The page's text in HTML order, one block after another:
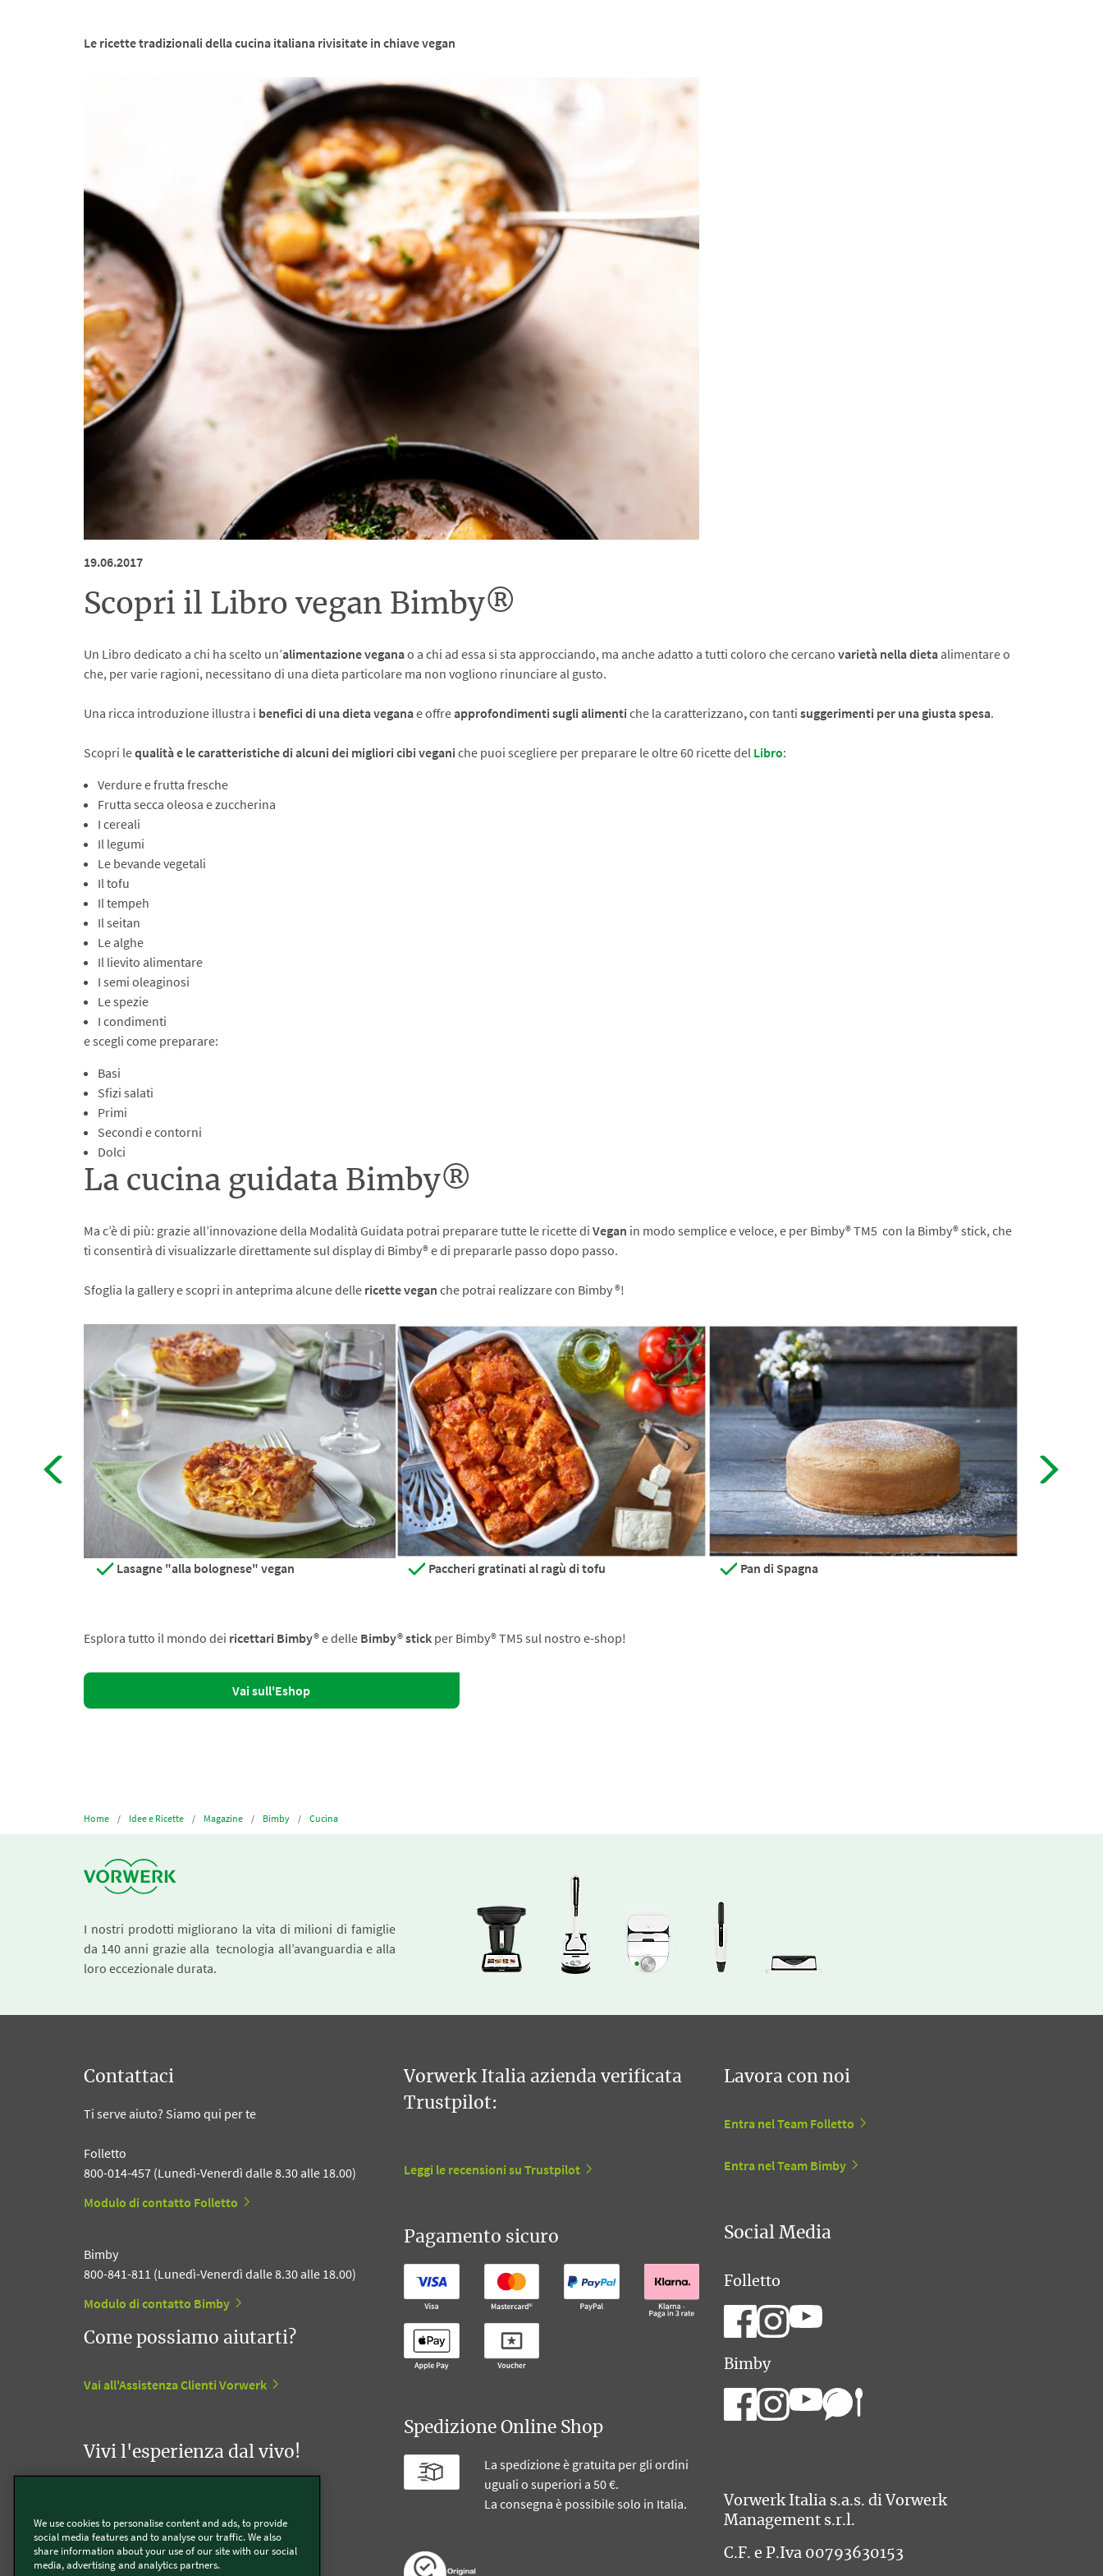
Le ricette tradizionali della cucina italiana rivisitate in chiave vegan
19.06.2017
Scopri il Libro vegan Bimby®
Un Libro dedicato a chi ha scelto un’alimentazione veganao a chi ad essa si sta approcciando, ma anche adatto a tutti coloro che cercano varietà nella dieta alimentare o
che, per varie ragioni, necessitano di una dieta particolare ma non vogliono rinunciare al gusto.
Una ricca introduzione illustra i benefici di una dieta veganae offreapprofondimenti sugli alimenti che la caratterizzano,con tanti suggerimenti per una giusta spesa.
Scopri lequalità e le caratteristiche di alcuni dei migliori cibi vegani che puoi scegliere per preparare le oltre 60 ricette del Libro:
Verdure e frutta fresche
Frutta secca oleosa e zuccherina
I cereali
Il legumi
Le bevande vegetali
Il tofu
Il tempeh
Il seitan
Le alghe
Il lievito alimentare
I semi oleaginosi
Le spezie
I condimenti
e scegli come preparare:
Basi
Sfizi salati
Primi
Secondi e contorni
Dolci
La cucina guidata Bimby®
Ma c’è di più: grazie all’innovazione della Modalità Guidata potrai preparare tutte le ricette di Vegan in modo semplice e veloce, e per Bimby® TM5 con la Bimby® stick, che
ti consentirà di visualizzarle direttamente sul display di Bimby® e di prepararle passo dopo passo.
Sfoglia la gallery e scopri in anteprima alcune delle ricette vegan che potrai realizzare con Bimby ®!
Lasagne "alla bolognese" vegan Paccheri gratinati al ragù di tofu Pan di Spagna
Esplora tutto il mondo dei ricettari Bimby®e delle Bimby® stick per Bimby® TM5 sul nostro e-shop!
Vai sull'Eshop
Home Idee e Ricette Magazine Bimby Cucina
I nostri prodotti migliorano la vita di milioni di famiglie
da 140 anni grazie alla tecnologia all’avanguardia e alla
loro eccezionale durata.
Contattaci
Ti serve aiuto? Siamo qui per te
Folletto
800-014-457 (Lunedì-Venerdì dalle 8.30 alle 18.00)
Modulo di contatto Folletto
Bimby
800-841-811 (Lunedì-Venerdì dalle 8.30 alle 18.00)
Modulo di contatto Bimby
Come possiamo aiutarti?
Vai all'Assistenza Clienti Vorwerk
Vivi l'esperienza dal vivo!
Appuntamento con un Incaricato Bimby
Vorwerk Italia azienda verificata
Trustpilot:
Leggi le recensioni su Trustpilot
Pagamento sicuro
Spedizione Online Shop
La spedizione è gratuita per gli ordini
uguali o superiori a 50 €.
La consegna è possibile solo in Italia.
Lavora con noi
Entra nel Team Folletto
Entra nel Team Bimby
Social Media
Folletto
Bimby
Vorwerk Italia s.a.s. di Vorwerk
Management s.r.l.
C.F. e P.Iva 00793630153
We use cookies to personalise content and ads, to provide
social media features and to analyse our traffic. We also
share information about your use of our site with our social
media, advertising and analytics partners.